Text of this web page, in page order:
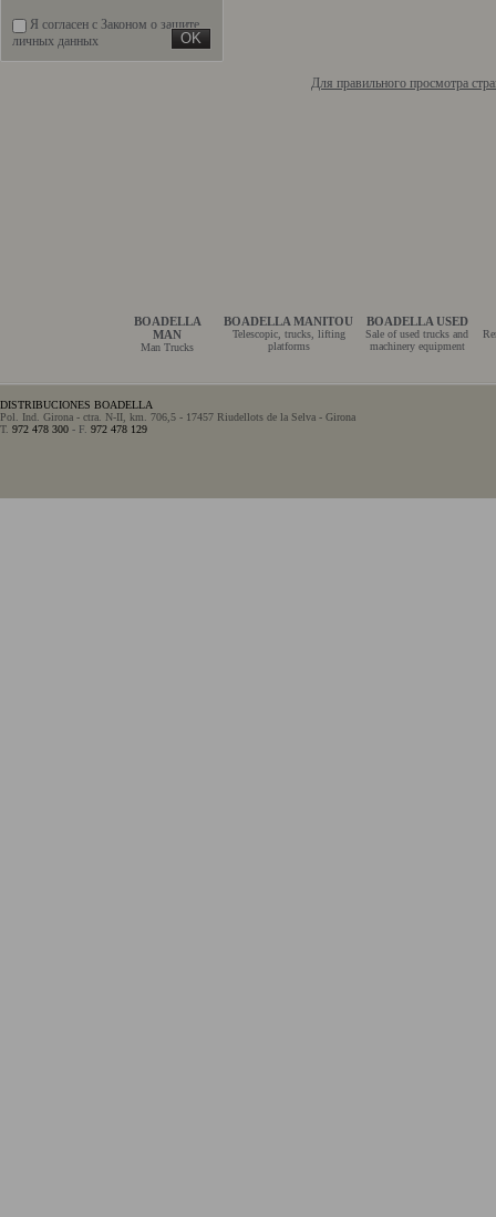
Я согласен с Законом о защите
личных данных
Для правильного просмотра
BOADELLA
MAN
Man Trucks
BOADELLA MANITOU
Telescopic, trucks, lifting
platforms
BOADELLA USED
Sale of used trucks and
machinery equipment
DISTRIBUCIONES BOADELLA
Pol. Ind. Girona - ctra. N-II, km. 706,5 - 17457 Riudellots de la Selva - Girona
T. 972 478 300 - F. 972 478 129